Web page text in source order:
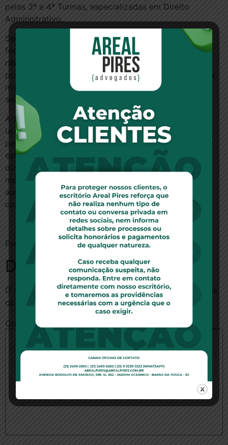
pelas 3ª e 4ª Turmas, especializadas em Direito
Administrativo.
Segundo a relatora do acórdão, desembargadora
federal Marga Inge Barth Tessler, “mesmo que o dano
não pudesse ter sido evitado, o que jamais se saberá,
poderia ter sido minorado seu resultado ou, ao menos,
minorada a dor de uma mãe que buscou pela vida de
seu filho sem qualquer resposta positiva do Estado”.
A relatora ressaltou que, independentemente dos
laudos do INSS, o fato de o instituto ser contrário a
pedido enfático do médico do Município fez com que
este assumisse o risco pelo ocorrido. Para Marga, na
dúvida entre os pareceres contrários e o parecer
médico, a opção deveria ter sido por aquele que
aumentaria as chances de uma gravidez exitosa ou o
conforto de uma mulher grávida em risco.
Para ler a notícia no site www.aasp.org.br, clique aqui.
Deixe um comentário
O seu endereço de e-mail não será publicado.
obrigatórios são marcados com*
Comentário